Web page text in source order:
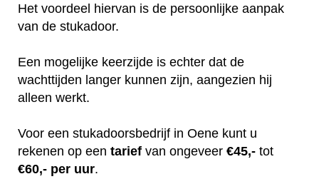
Het voordeel hiervan is de persoonlijke aanpak
van de stukadoor.
Een mogelijke keerzijde is echter dat de
wachttijden langer kunnen zijn, aangezien hij
alleen werkt.
Voor een stukadoorsbedrijf in Oene kunt u
rekenen op een tarief van ongeveer €45,- tot
€60,- per uur.